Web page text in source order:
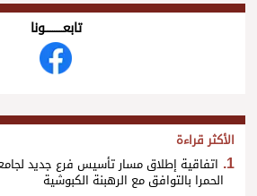
تابعــــــــــونا
الأكثر قراءة
اتفاقية إطلاق مسار تأسيس فرع جديد
الحمرا بالتوافق مع الرهبنة الكبوشية